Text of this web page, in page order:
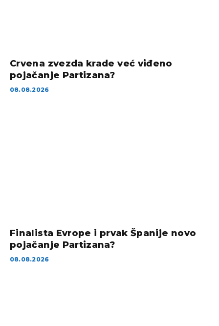
Crvena zvezda krade već viđeno
pojačanje Partizana?
08.08.2026
Finalista Evrope i prvak Španije novo
pojačanje Partizana?
08.08.2026